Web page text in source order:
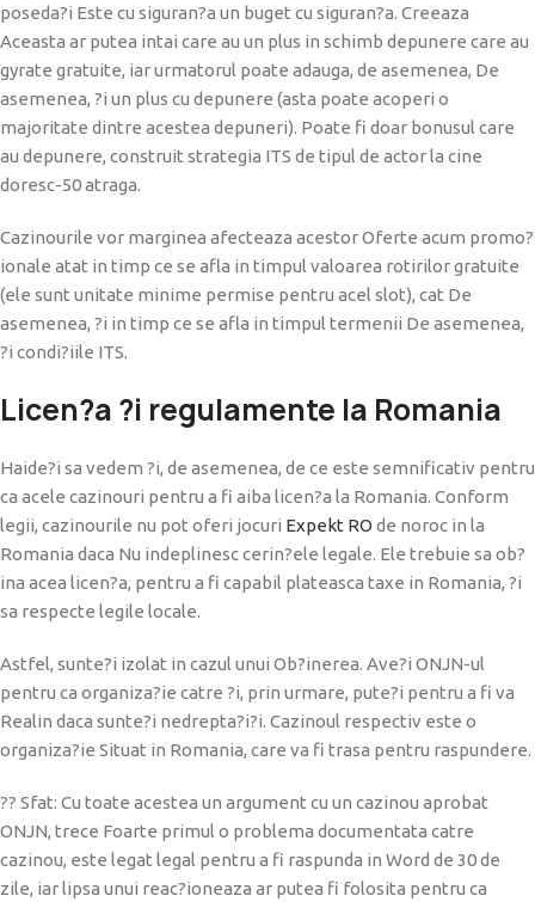
poseda?i Este cu siguran?a un buget cu siguran?a. Creeaza
Aceasta ar putea intai care au un plus in schimb depunere care au
gyrate gratuite, iar urmatorul poate adauga, de asemenea, De
asemenea, ?i un plus cu depunere (asta poate acoperi o
majoritate dintre acestea depuneri). Poate fi doar bonusul care
au depunere, construit strategia ITS de tipul de actor la cine
doresc-50 atraga.
Cazinourile vor marginea afecteaza acestor Oferte acum promo?
ionale atat in timp ce se afla in timpul valoarea rotirilor gratuite
(ele sunt unitate minime permise pentru acel slot), cat De
asemenea, ?i in timp ce se afla in timpul termenii De asemenea,
?i condi?iile ITS.
Licen?a ?i regulamente la Romania
Haide?i sa vedem ?i, de asemenea, de ce este semnificativ pentru
ca acele cazinouri pentru a fi aiba licen?a la Romania. Conform
legii, cazinourile nu pot oferi jocuri Expekt RO de noroc in la
Romania daca Nu indeplinesc cerin?ele legale. Ele trebuie sa ob?
ina acea licen?a, pentru a fi capabil plateasca taxe in Romania, ?i
sa respecte legile locale.
Astfel, sunte?i izolat in cazul unui Ob?inerea. Ave?i ONJN-ul
pentru ca organiza?ie catre ?i, prin urmare, pute?i pentru a fi va
Realin daca sunte?i nedrepta?i?i. Cazinoul respectiv este o
organiza?ie Situat in Romania, care va fi trasa pentru raspundere.
?? Sfat: Cu toate acestea un argument cu un cazinou aprobat
ONJN, trece Foarte primul o problema documentata catre
cazinou, este legat legal pentru a fi raspunda in Word de 30 de
zile, iar lipsa unui reac?ioneaza ar putea fi folosita pentru ca